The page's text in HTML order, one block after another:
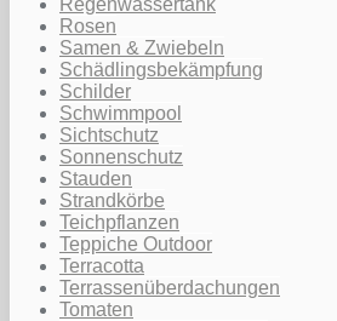
Rosen
Samen & Zwiebeln
Schädlingsbekämpfung
Schilder
Schwimmpool
Sichtschutz
Sonnenschutz
Stauden
Strandkörbe
Teichpflanzen
Teppiche Outdoor
Terracotta
Terrassenüberdachungen
Tomaten